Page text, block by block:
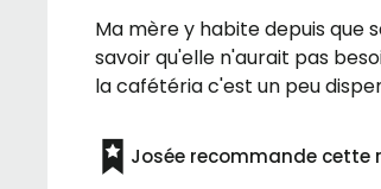
Ma mère y habite depuis que
savoir qu'elle n'aurait pas
la cafétéria c'est un peu
Josée recommande cette